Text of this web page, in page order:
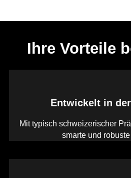
Ihre Vorteile
Entwickelt in
Mit typisch schweizerischer
smarte und